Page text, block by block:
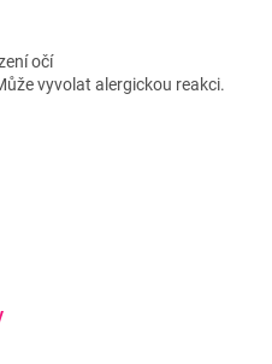
očí
vyvolat alergickou reakci.